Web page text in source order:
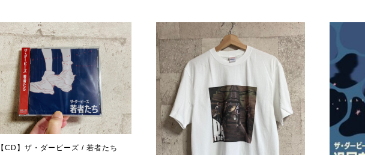
【CD】ザ・ダービーズ / 若者たち